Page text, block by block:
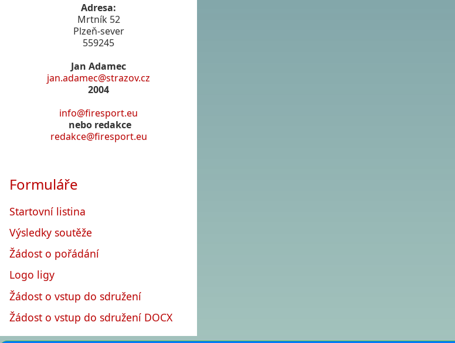
Adresa:
Mrtník 52
Plzeň-sever
559245
Jan Adamec
jan.adamec@strazov.cz
2004
info@firesport.eu
nebo redakce
redakce@firesport.eu
Formuláře
Startovní listina
Výsledky soutěže
Žádost o pořádání
Logo ligy
Žádost o vstup do sdružení
Žádost o vstup do sdružení DOCX